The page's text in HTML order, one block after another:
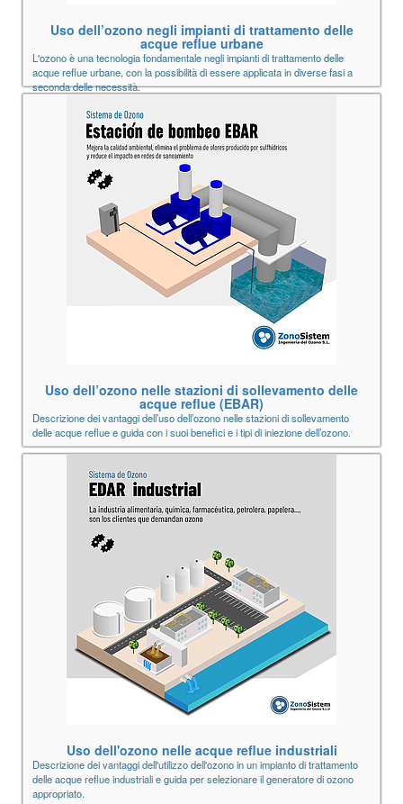
Uso dell’ozono negli impianti di trattamento delle
acque reflue urbane
L'ozono è una tecnologia fondamentale negli impianti di trattamento delle
acque reflue urbane, con la possibilità di essere applicata in diverse fasi a
seconda delle necessità.
Uso dell’ozono nelle stazioni di sollevamento delle
acque reflue (EBAR)
Descrizione dei vantaggi dell’uso dell’ozono nelle stazioni di sollevamento
delle acque reflue e guida con i suoi benefici e i tipi di iniezione dell’ozono.
Uso dell'ozono nelle acque reflue industriali
Descrizione dei vantaggi dell'utilizzo dell'ozono in un impianto di trattamento
delle acque reflue industriali e guida per selezionare il generatore di ozono
appropriato.